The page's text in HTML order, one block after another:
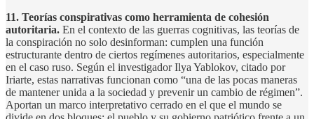
11. Teorías conspirativas como herramienta de cohesión
autoritaria. En el contexto de las guerras cognitivas, las teorías de
la conspiración no solo desinforman: cumplen una función
estructurante dentro de ciertos regímenes autoritarios, especialmente
en el caso ruso. Según el investigador Ilya Yablokov, citado por
Iriarte, estas narrativas funcionan como “una de las pocas maneras
de mantener unida a la sociedad y prevenir un cambio de régimen”.
Aportan un marco interpretativo cerrado en el que el mundo se